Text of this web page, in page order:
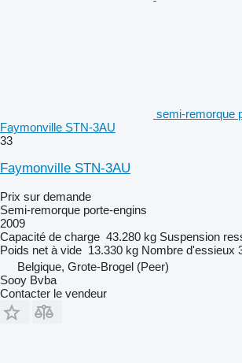
semi-remorque
Faymonville STN-3AU
33
Faymonville STN-3AU
Prix sur demande
Semi-remorque porte-engins
2009
Capacité de charge 43.280 kg Suspension
Poids net à vide 13.330 kg Nombre d'essieux
Belgique, Grote-Brogel (Peer)
Sooy Bvba
Contacter le vendeur